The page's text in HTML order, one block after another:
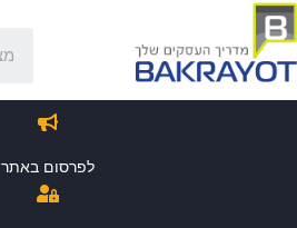
לפרסום באתר